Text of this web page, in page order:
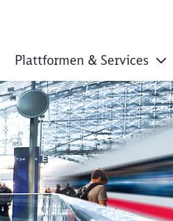
Plattformen & Services